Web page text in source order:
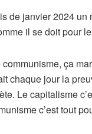
de janvier 2024 un
il se doit pour
ça
chaque jour la
Le capitalisme
c’est tout